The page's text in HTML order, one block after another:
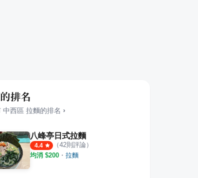
排名
中西區 拉麵的排名 ›
八峰亭日式拉麵
4.4 （42則評論）
均消 $200 ・ 拉麵